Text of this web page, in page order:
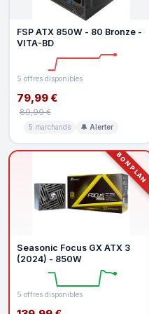
FSP ATX 850W - 80 Bronze -
VITA-BD
5 offres disponibles
79,99 €
89,99 €
5 marchands 🔔 Alerter
BON PLAN
Seasonic Focus GX ATX 3
(2024) - 850W
5 offres disponibles